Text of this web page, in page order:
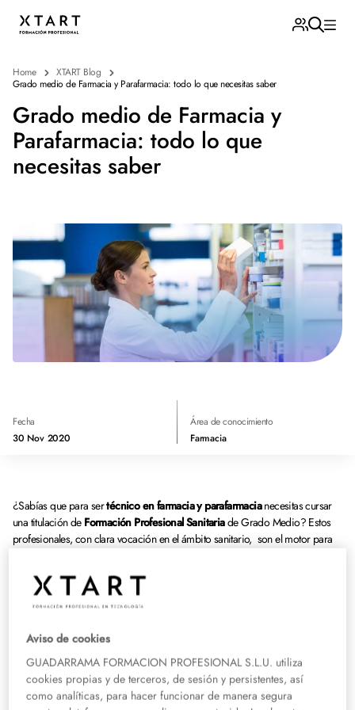
Home
XTART Blog
Grado medio de Farmacia y Parafarmacia: todo lo que necesitas saber
Grado medio de Farmacia y
Parafarmacia: todo lo que
necesitas saber
Fecha
30 Nov 2020
Área de conocimiento
Farmacia
¿Sabías que para sertécnico en farmacia y parafarmacianecesitas cursar
una titulación de Formación Profesional Sanitariade Grado Medio? Estos
profesionales, con clara vocación en el ámbito sanitario, son el motor para
asesoramiento a nivel social.
En el siguiente post damos a conocer las principales funciones que realiza un
son los requisitos para estudiar este ciclo formativo y dónde puedes cursar
este grado medio.
Funciones del técnico de farmacia y
Aviso de cookies
GUADARRAMA FORMACION PROFESIONAL S.L.U. utiliza
cookies propias y de terceros, de sesión y persistentes, así
como analíticas, para hacer funcionar de manera segura